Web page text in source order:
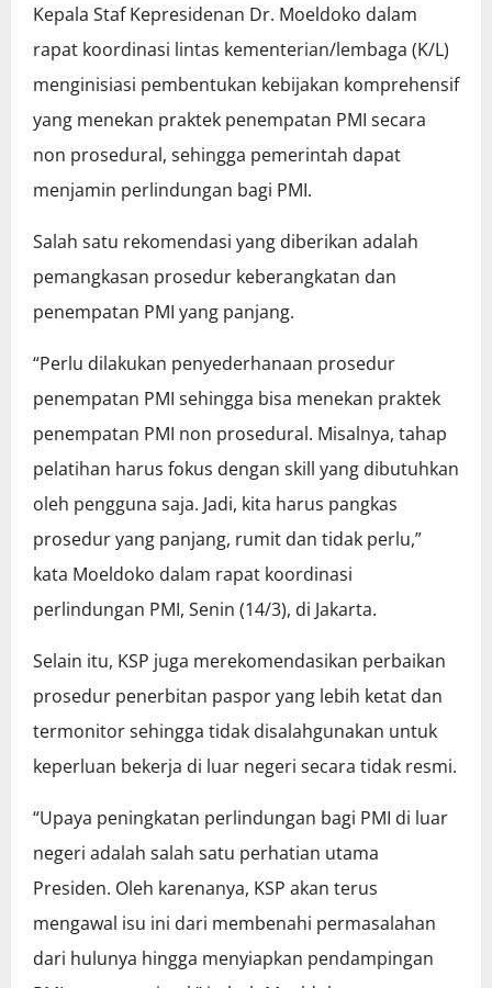
Kepala Staf Kepresidenan Dr. Moeldoko dalam
rapat koordinasi lintas kementerian/lembaga (K/L)
menginisiasi pembentukan kebijakan komprehensif
yang menekan praktek penempatan PMI secara
non prosedural, sehingga pemerintah dapat
menjamin perlindungan bagi PMI.
Salah satu rekomendasi yang diberikan adalah
pemangkasan prosedur keberangkatan dan
penempatan PMI yang panjang.
“Perlu dilakukan penyederhanaan prosedur
penempatan PMI sehingga bisa menekan praktek
penempatan PMI non prosedural. Misalnya, tahap
pelatihan harus fokus dengan skill yang dibutuhkan
oleh pengguna saja. Jadi, kita harus pangkas
prosedur yang panjang, rumit dan tidak perlu,”
kata Moeldoko dalam rapat koordinasi
perlindungan PMI, Senin (14/3), di Jakarta.
Selain itu, KSP juga merekomendasikan perbaikan
prosedur penerbitan paspor yang lebih ketat dan
termonitor sehingga tidak disalahgunakan untuk
keperluan bekerja di luar negeri secara tidak resmi.
“Upaya peningkatan perlindungan bagi PMI di luar
negeri adalah salah satu perhatian utama
Presiden. Oleh karenanya, KSP akan terus
mengawal isu ini dari membenahi permasalahan
dari hulunya hingga menyiapkan pendampingan